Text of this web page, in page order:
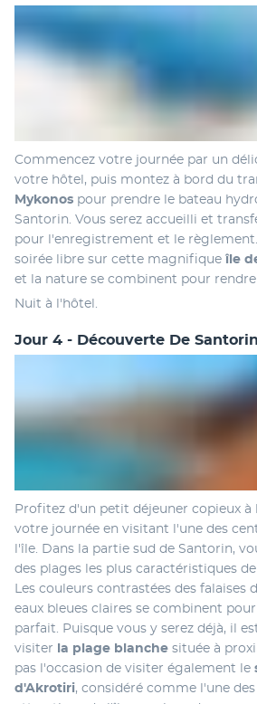
Commencez votre journée par un
votre hôtel, puis montez à bord du
Mykonos pour prendre le bateau
Santorin. Vous serez accueilli et
pour l'enregistrement et le
soirée libre sur cette magnifique île
et la nature se combinent pour
Nuit à l'hôtel.
Jour 4 - Découverte De Santorin
Profitez d'un petit déjeuner copieux à
votre journée en visitant l'une des
l'île. Dans la partie sud de Santorin,
des plages les plus caractéristiques
Les couleurs contrastées des falaises
eaux bleues claires se combinent
parfait. Puisque vous y serez déjà, il
visiter
la plage blanche située à
pas l'occasion de visiter également le
d'Akrotiri, considéré comme l'une